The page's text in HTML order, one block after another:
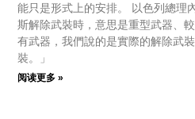
能只是形式上的安排。 以色列總理
斯解除武裝時，意思是重型武器、
有武器，我們說的是實際的解除武
裝。」
阅读更多 »